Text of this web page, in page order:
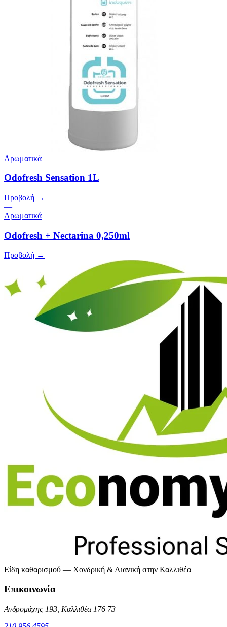
Αρωματικά
Odofresh Sensation 1L
Προβολή →
—
Αρωματικά
Odofresh + Nectarina 0,250ml
Προβολή →
Είδη καθαρισμού — Χονδρική & Λιανική στην Καλλιθέα
Επικοινωνία
Ανδρομάχης 193, Καλλιθέα 176 73